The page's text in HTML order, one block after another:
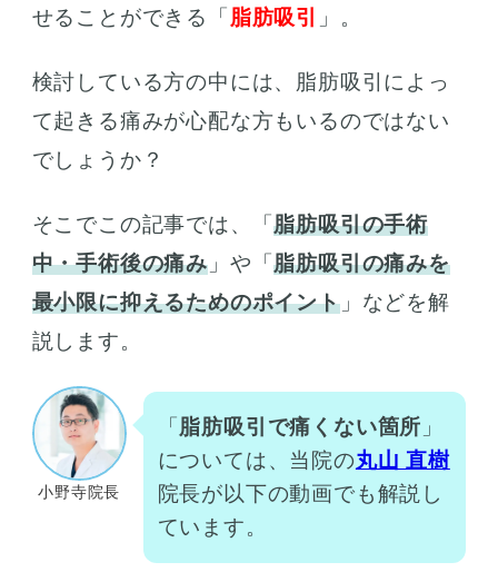
せることができる「 脂肪吸引 」。
検討している方の中には、脂肪吸引によっ
て起きる痛みが心配な方もいるのではない
でしょうか？
そこでこの記事では、「脂肪吸引の手術
中・手術後の痛み 」や「脂肪吸引の痛みを
最小限に抑えるためのポイント」などを解
説します。
小野寺院長
「 脂肪吸引で痛くない箇所 」
については、当院の丸山 直樹
院長が以下の動画でも解説し
ています。